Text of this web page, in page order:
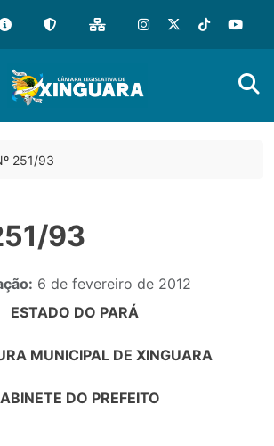
251/93
93
6 de fevereiro de 2012
ESTADO DO PARÁ
MUNICIPAL DE XINGUARA
DO PREFEITO